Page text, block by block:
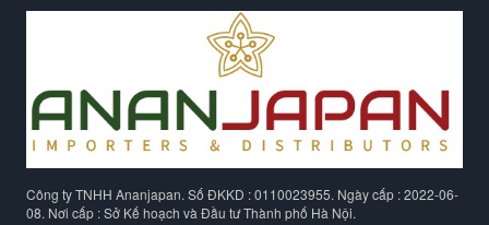
Công ty TNHH Ananjapan. Số ĐKKD : 0110023955. Ngày cấp : 2022-06-
08. Nơi cấp : Sở Kế hoạch và Đầu tư Thành phố Hà Nội.